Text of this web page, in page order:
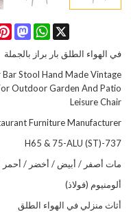
WhatsApp X
في الهواء الطلق بار براز بالجملة
Stool Hand Made Vintage
Outdoor Garden And Patio
Leisure Chair
Furniture Manufacturer
737-H65 & 75-ALU (ST)
مات أصفر / أبيض / أخضر / أحمر
ألومنيوم (فولاذ)
أثاث منزلي في الهواء الطلق